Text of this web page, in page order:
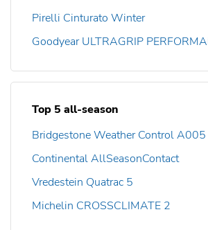
Pirelli Cinturato Winter
Goodyear ULTRAGRIP
Top 5 all-season
Bridgestone Weather Control A005
Continental AllSeasonContact
Vredestein Quatrac 5
Michelin CROSSCLIMATE 2